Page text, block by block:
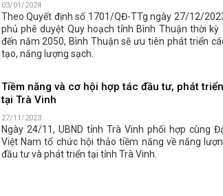
03/01/2024
Theo Quyết định số 1701/QĐ-TTg ngày 27/12/
phủ phê duyệt Quy hoạch tỉnh Bình Thuận thời
đến năm 2050, Bình Thuận sẽ ưu tiên phát triển
tạo, năng lượng sạch.
Tiềm năng và cơ hội hợp tác đầu tư, phát
tại Trà Vinh
27/11/2023
Ngày 24/11, UBND tỉnh Trà Vinh phối hợp cùng
Việt Nam tổ chức hội thảo tiềm năng về năng
đầu tư và phát triển tại tỉnh Trà Vinh.